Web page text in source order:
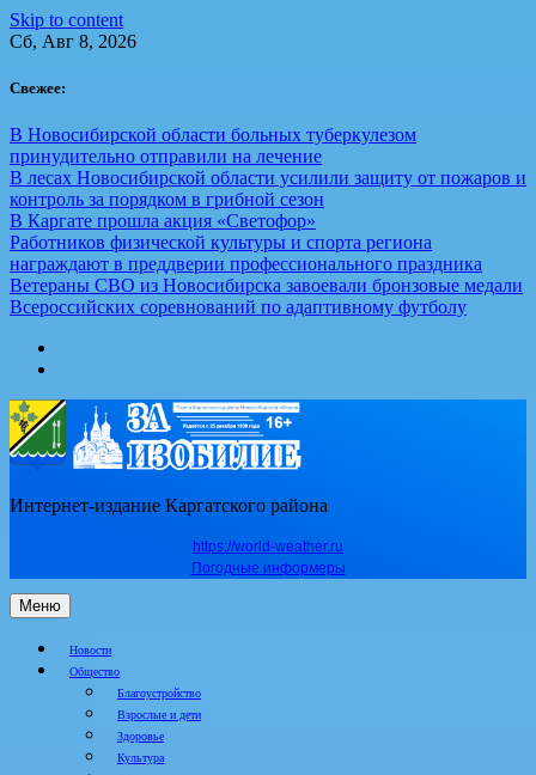
Skip to content
Сб, Авг 8, 2026
Свежее:
В Новосибирской области больных туберкулезом
принудительно отправили на лечение
В лесах Новосибирской области усилили защиту от пожаров и
контроль за порядком в грибной сезон
В Каргате прошла акция «Светофор»
Работников физической культуры и спорта региона
награждают в преддверии профессионального праздника
Ветераны СВО из Новосибирска завоевали бронзовые медали
Всероссийских соревнований по адаптивному футболу
Интернет-издание Каргатского района
https://world-weather.ru
Погодные информеры
Меню
Новости
Общество
Благоустройство
Взрослые и дети
Здоровье
Культура